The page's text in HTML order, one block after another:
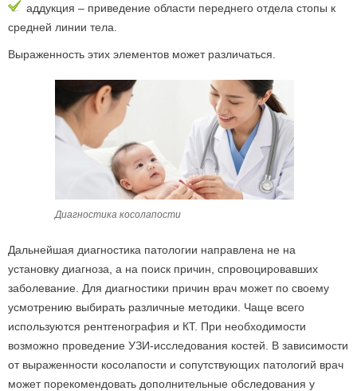
аддукция – приведение области переднего отдела стопы к
средней линии тела.
Выраженность этих элементов может различаться.
Диагностика косолапости
Дальнейшая диагностика патологии направлена не на
установку диагноза, а на поиск причин, спровоцировавших
заболевание. Для диагностики причин врач может по своему
усмотрению выбирать различные методики. Чаще всего
используются рентгенография и КТ. При необходимости
возможно проведение УЗИ-исследования костей. В зависимости
от выраженности косолапости и сопутствующих патологий врач
может порекомендовать дополнительные обследования у